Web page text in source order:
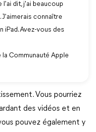
l'ai dit, j'ai beaucoup
connaître
iPad. Avez-vous des
Communauté Apple
Vous pourriez
des vidéos et en
pouvez également y